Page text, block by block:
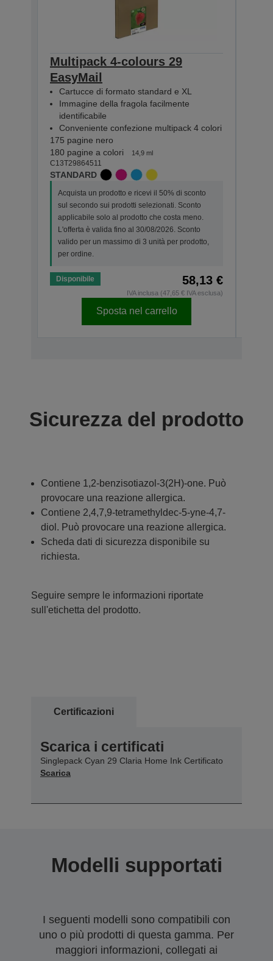
Multipack 4-colours 29
EasyMail
Cartucce di formato standard e XL
Immagine della fragola facilmente
identificabile
Conveniente confezione multipack 4 colori
175 pagine nero
180 pagine a colori
14,9 ml
C13T29864511
STANDARD
Acquista un prodotto e ricevi il 50% di sconto
sul secondo sui prodotti selezionati. Sconto
applicabile solo al prodotto che costa meno.
L'offerta è valida fino al 30/08/2026. Sconto
valido per un massimo di 3 unità per prodotto,
per ordine.
Disponibile 58,13 €
IVA inclusa (47,65 € IVA esclusa)
Sposta nel carrello
Sicurezza del prodotto
Contiene 1,2-benzisotiazol-3(2H)-one. Può
provocare una reazione allergica.
Contiene 2,4,7,9-tetramethyldec-5-yne-4,7-
diol. Può provocare una reazione allergica.
Scheda dati di sicurezza disponibile su
richiesta.
Seguire sempre le informazioni riportate
sull'etichetta del prodotto.
Certificazioni
Scarica i certificati
Singlepack Cyan 29 Claria Home Ink Certificato
Scarica
Modelli supportati
I seguenti modelli sono compatibili con
uno o più prodotti di questa gamma. Per
maggiori informazioni, collegati ai